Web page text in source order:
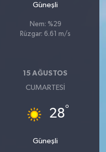
Güneşli
Nem: %29
Rüzgar: 6.61 m/s
15 AĞUSTOS
CUMARTESI
28°
Güneşli